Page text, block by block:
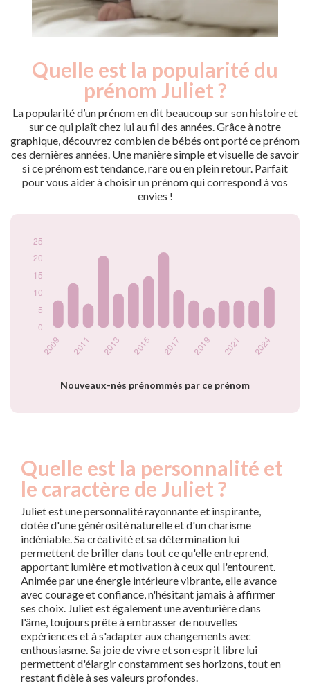
Quelle est la popularité du
prénom Juliet ?
La popularité d’un prénom en dit beaucoup sur son histoire et
sur ce qui plaît chez lui au fil des années. Grâce à notre
graphique, découvrez combien de bébés ont porté ce prénom
ces dernières années. Une manière simple et visuelle de savoir
si ce prénom est tendance, rare ou en plein retour. Parfait
pour vous aider à choisir un prénom qui correspond à vos
envies !
Nouveaux-nés prénommés par ce prénom
Popularité du
prénom Juliet par
Année
Nouveaux-
nés
2010
13
2011
7
2012
21
2013
10
2014
13
2015
15
2019
2020
2021
2023
12
Quelle est la personnalité et
le caractère de Juliet ?
Juliet est une personnalité rayonnante et inspirante,
dotée d'une générosité naturelle et d'un charisme
indéniable. Sa créativité et sa détermination lui
permettent de briller dans tout ce qu'elle entreprend,
apportant lumière et motivation à ceux qui l'entourent.
Animée par une énergie intérieure vibrante, elle avance
avec courage et confiance, n'hésitant jamais à affirmer
ses choix. Juliet est également une aventurière dans
l'âme, toujours prête à embrasser de nouvelles
expériences et à s'adapter aux changements avec
enthousiasme. Sa joie de vivre et son esprit libre lui
permettent d'élargir constamment ses horizons, tout en
restant fidèle à ses valeurs profondes.